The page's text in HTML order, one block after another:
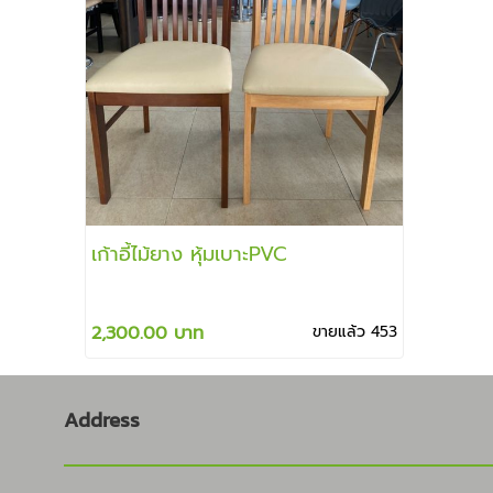
เก้าอี้ไม้ยาง หุ้มเบาะPVC
2,300.00 บาท ขายแล้ว 453
Address